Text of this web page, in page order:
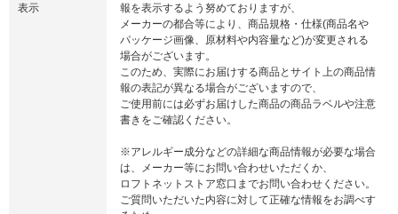
表示
報を表示するよう努めておりますが、
メーカーの都合等により、商品規格・仕様(商品名や
パッケージ画像、原材料や内容量など)が変更される
場合がございます。
このため、実際にお届けする商品とサイト上の商品情
報の表記が異なる場合がございますので、
ご使用前には必ずお届けした商品の商品ラベルや注意
書きをご確認ください。
※アレルギー成分などの詳細な商品情報が必要な場合
は、メーカー等にお問い合わせいただくか、
ロフトネットストア窓口までお問い合わせください。
ご質問いただいた内容に対して正確な情報をお調べす